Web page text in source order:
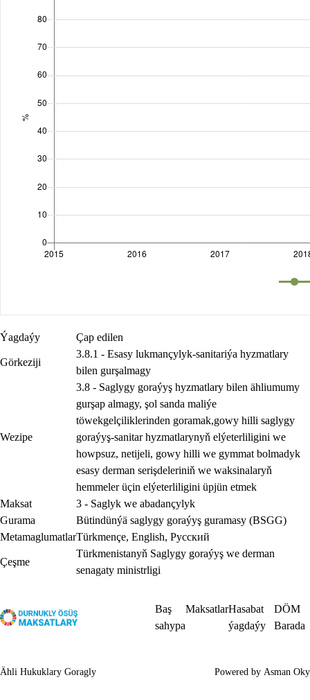
Ýagdaýy Çap edilen
Görkeziji
3.8.1 - Esasy lukmançylyk-sanitariýa hyzmatlary
bilen gurşalmagy
Wezipe
3.8 - Saglygy goraýyş hyzmatlary bilen ähliumumy
gurşap almagy, şol sanda maliýe
töwekgelçiliklerinden goramak,gowy hilli saglygy
goraýyş-sanitar hyzmatlarynyň elýeterliligini we
howpsuz, netijeli, gowy hilli we gymmat bolmadyk
esasy derman serişdeleriniň we waksinalaryň
hemmeler üçin elýeterliligini üpjün etmek
Maksat
3 - Saglyk we abadançylyk
Gurama
Bütindünýä saglygy goraýyş guramasy (BSGG)
MetamaglumatlarTürkmençe, English, Русский
Çeşme
Türkmenistanyň Saglygy goraýyş we derman
senagaty ministrligi
Baş
sahypa
MaksatlarHasabat
ýagdaýy
DÖM
Barada
Ähli Hukuklary Goragly Powered by Asman Oky